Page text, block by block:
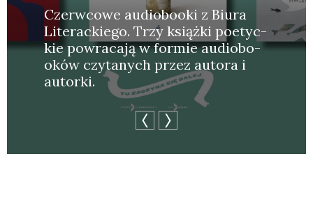
Czerw­co­we audio­bo­oki z Biu­ra
Lite­rac­kie­go. Trzy książ­ki poetyc­
kie powra­ca­ją w for­mie audio­bo­
oków czy­ta­nych przez auto­ra i
autor­ki.